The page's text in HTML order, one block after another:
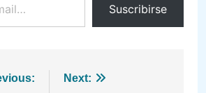
Suscribirse
Next: